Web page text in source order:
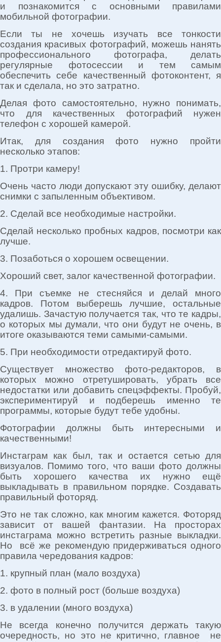
и познакомится с основными правилами
мобильной фотографии.
Если ты не хочешь изучать все тонкости
создания красивых фотографий, можешь нанять
профессионального фотографа, делать
регулярные фотосессии и тем самым
обеспечить себе качественный фотоконтент, я
так и сделала, но это затратно.
Делая фото самостоятельно, нужно понимать,
что для качественных фотографий нужен
телефон с хорошей камерой.
Итак, для создания фото нужно пройти
несколько этапов:
1. Протри камеру!
Очень часто люди допускают эту ошибку, делают
снимки с запыленным объективом.
2. Сделай все необходимые настройки.
Сделай несколько пробных кадров, посмотри как
лучше.
3. Позаботься о хорошем освещении.
Хороший свет, залог качественной фотографии.
4. При съемке не стесняйся и делай много
кадров. Потом выберешь лучшие, остальные
удалишь. Зачастую получается так, что те кадры,
о которых мы думали, что они будут не очень, в
итоге оказываются теми самыми-самыми.
5. При необходимости отредактируй фото.
Существует множество фото-редакторов, в
которых можно отретушировать, убрать все
недостатки или добавить спецэффекты. Пробуй,
экспериментируй и подберешь именно те
программы, которые будут тебе удобны.
Фотографии должны быть интересными и
качественными!
Инстаграм как был, так и остается сетью для
визуалов. Помимо того, что ваши фото должны
быть хорошего качества их нужно ещё
выкладывать в правильном порядке. Создавать
правильный фоторяд.
Это не так сложно, как многим кажется. Фоторяд
зависит от вашей фантазии. На просторах
инстаграма можно встретить разные выкладки.
Но всё же рекомендую придерживаться одного
правила чередования кадров:
1. крупный план (мало воздуха)
2. фото в полный рост (больше воздуха)
3. в удалении (много воздуха)
Не всегда конечно получится держать такую
очередность, но это не критично, главное не